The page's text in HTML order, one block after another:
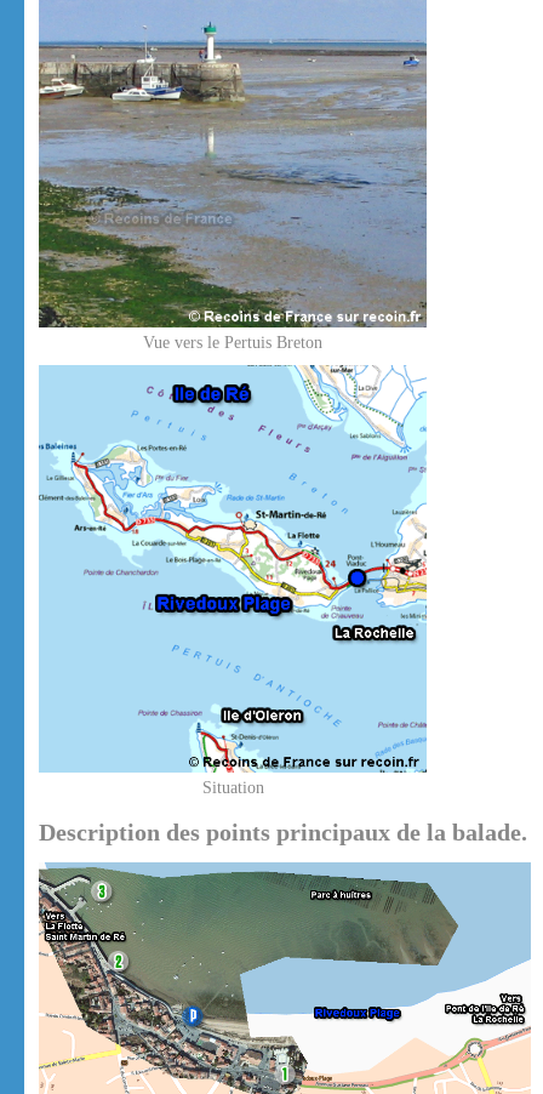
Vue vers le Pertuis Breton
Situation
Description des points principaux de la balade.